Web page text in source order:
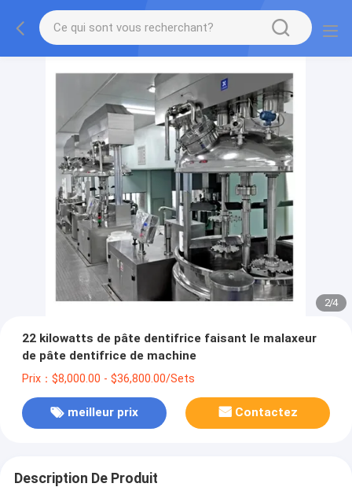
2/4
22 kilowatts de pâte dentifrice faisant le malaxeur
de pâte dentifrice de machine
Prix：$8,000.00 - $36,800.00/Sets
meilleur prix Contactez
Description De Produit